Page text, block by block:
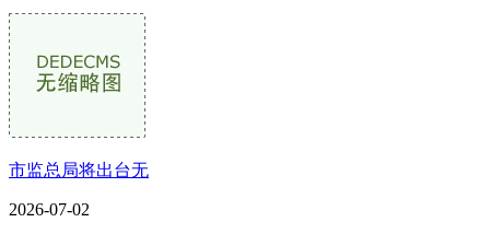
市监总局将出台无
2026-07-02